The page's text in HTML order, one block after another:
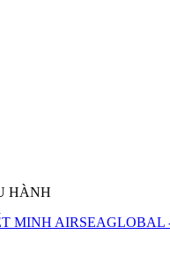
HÀNH
MINH AIRSEAGLOBAL -